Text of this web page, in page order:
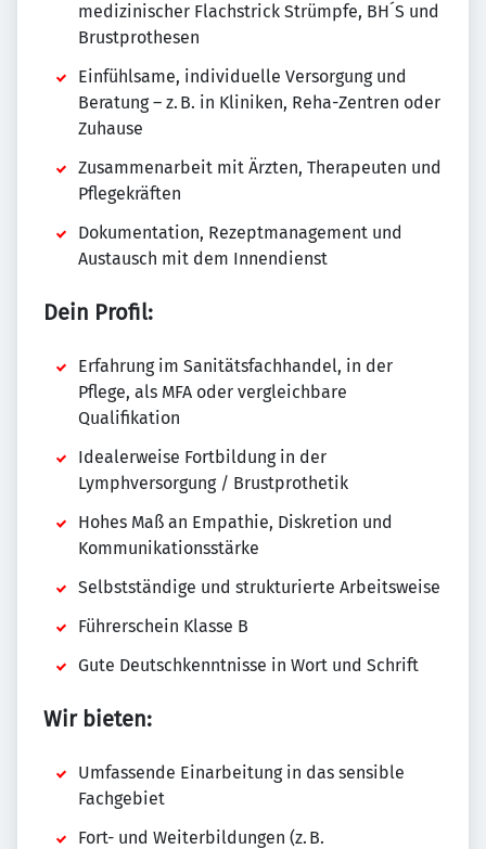
medizinischer Flachstrick Strümpfe, BH´S und
Brustprothesen
Einfühlsame, individuelle Versorgung und
Beratung – z. B. in Kliniken, Reha-Zentren oder
Zuhause
Zusammenarbeit mit Ärzten, Therapeuten und
Pflegekräften
Dokumentation, Rezeptmanagement und
Austausch mit dem Innendienst
Dein Profil:
Erfahrung im Sanitätsfachhandel, in der
Pflege, als MFA oder vergleichbare
Qualifikation
Idealerweise Fortbildung in der
Lymphversorgung / Brustprothetik
Hohes Maß an Empathie, Diskretion und
Kommunikationsstärke
Selbstständige und strukturierte Arbeitsweise
Führerschein Klasse B
Gute Deutschkenntnisse in Wort und Schrift
Wir bieten:
Umfassende Einarbeitung in das sensible
Fachgebiet
Fort- und Weiterbildungen (z. B.